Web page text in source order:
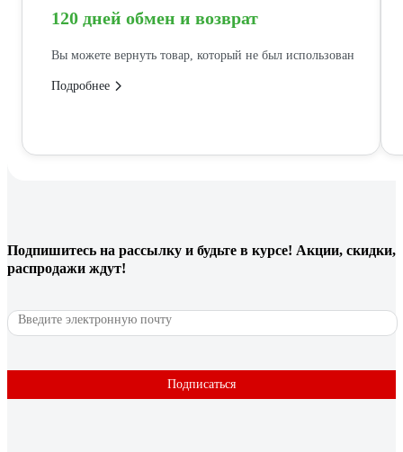
120 дней обмен и возврат
Вы можете вернуть товар, который не был использован
Подробнее
Подпишитесь на рассылку и будьте в курсе! Акции, скидки,
распродажи ждут!
Подписаться